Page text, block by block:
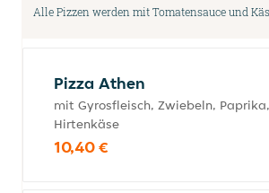
Alle Pizzen werden mit Tomatensauce und
Pizza Athen
mit Gyrosfleisch, Zwiebeln, Paprika,
Hirtenkäse
10,40 €